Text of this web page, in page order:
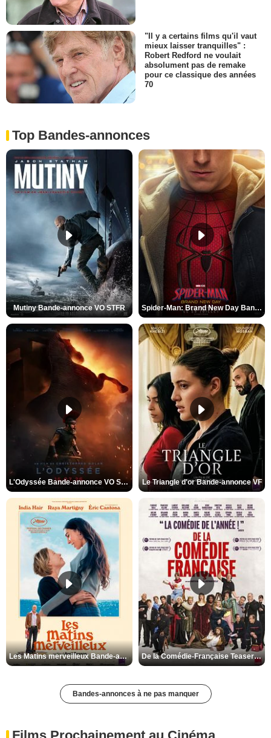
"Il y a certains films qu'il vaut
mieux laisser tranquilles" :
Robert Redford ne voulait
absolument pas de remake
pour ce classique des années
70
Top Bandes-annonces
Mutiny Bande-annonce VO STFR Spider-Man: Brand New Day Bande-annonce VO STFR
L'Odyssée Bande-annonce VO STFR Le Triangle d'or Bande-annonce VF
Les Matins merveilleux Bande-annonce VF De la Comédie-Française Teaser VF
Bandes-annonces à ne pas manquer